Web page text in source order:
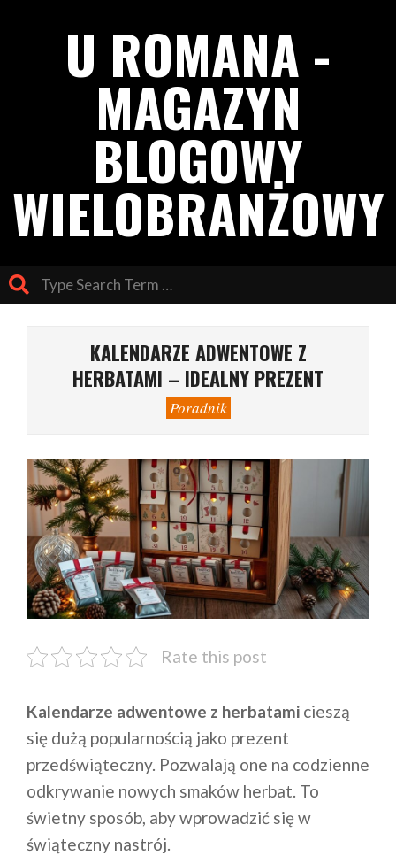
U ROMANA -
MAGAZYN
BLOGOWY
WIELOBRANŻOWY
KALENDARZE ADWENTOWE Z
HERBATAMI – IDEALNY PREZENT
Poradnik
Rate this post
Kalendarze adwentowe z herbatami cieszą
się dużą popularnością jako prezent
przedświąteczny. Pozwalają one na codzienne
odkrywanie nowych smaków herbat. To
świetny sposób, aby wprowadzić się w
świąteczny nastrój.